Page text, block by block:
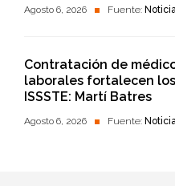
Agosto 6, 2026 Fuente:
Contratación de
laborales fortalecen
ISSSTE: Martí Batres
Agosto 6, 2026 Fuente: